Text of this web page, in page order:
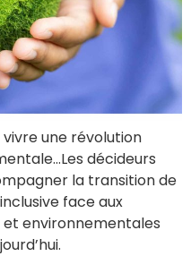
une révolution
décideurs
la transition de
face aux
environnementales